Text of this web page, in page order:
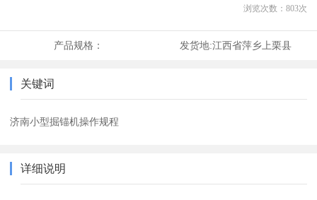
浏览次数： 803次
产品规格： 发货地:江西省萍乡上栗县
关键词
济南小型掘锚机操作规程
详细说明